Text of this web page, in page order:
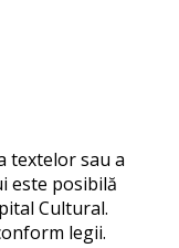
textelor sau a
este posibilă
Cultural.
legii.